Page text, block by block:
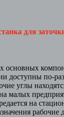
для
доступны по-
углы
малых
на